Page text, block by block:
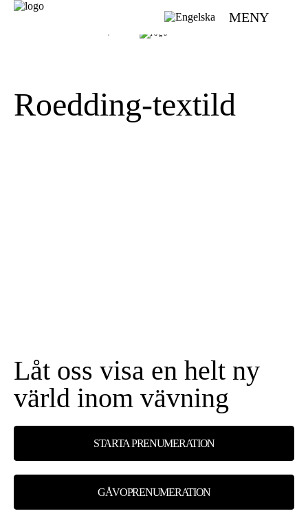
MENY
Roedding-textild
Låt oss visa en helt ny
värld inom vävning
STARTA PRENUMERATION
GÅVOPRENUMERATION